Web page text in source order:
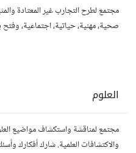
مجتمع لطرح التجارب غير المعتادة
صحية، مهنية، حياتية، اجتماعية، وفتح
العلوم
مجتمع لمناقشة واستكشاف مواضيع
والاكتشافات العلمية. شارك أفكارك